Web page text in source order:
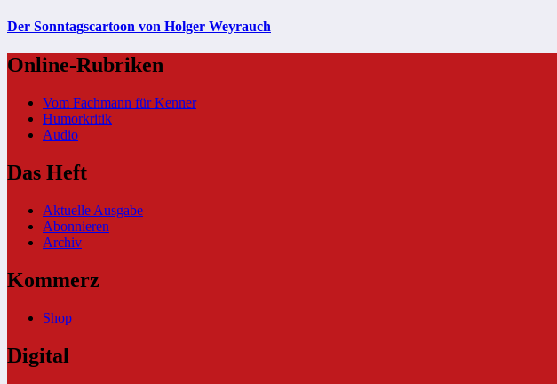
Der Sonntagscartoon von Holger Weyrauch
Online-Rubriken
Vom Fachmann für Kenner
Humorkritik
Audio
Das Heft
Aktuelle Ausgabe
Abonnieren
Archiv
Kommerz
Shop
Digital